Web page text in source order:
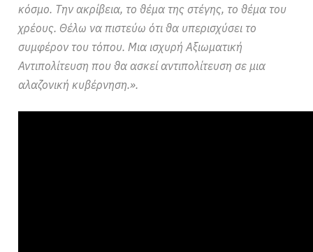
κόσμο. Την ακρίβεια, το θέμα της στέγης, το θέμα του
χρέους. Θέλω να πιστεύω ότι θα υπερισχύσει το
συμφέρον του τόπου. Μια ισχυρή Αξιωματική
Αντιπολίτευση που θα ασκεί αντιπολίτευση σε μια
αλαζονική κυβέρνηση.».